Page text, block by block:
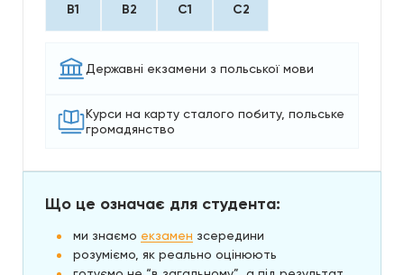
B1 B2 C1 C2
Державні екзамени з польської мови
Курси на карту сталого побиту, польське
громадянство
Що це означає для студента:
ми знаємо екзамен зсередини
розуміємо, як реально оцінюють